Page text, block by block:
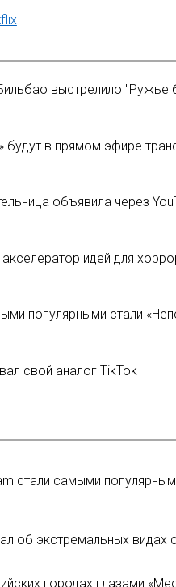
выстрелило "Ружье
будут в прямом эфире
объявила через
идей для
популярными стали
свой аналог TikTok
стали самыми
об экстремальных видах
городах глазами